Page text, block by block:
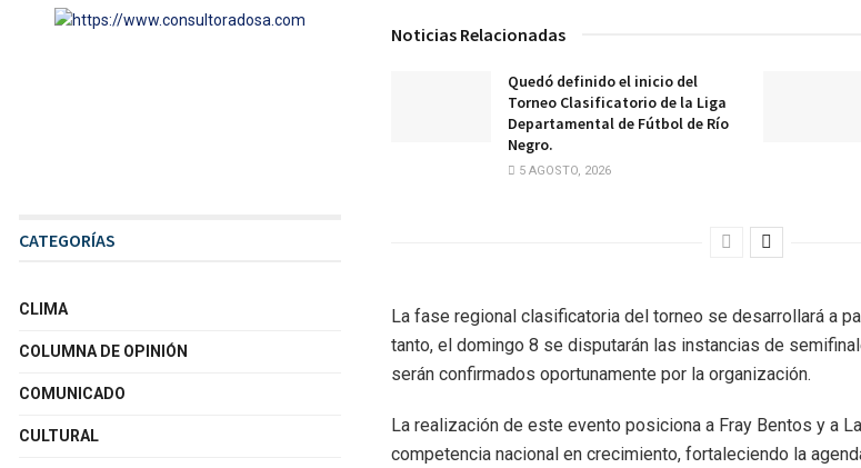
Noticias Relacionadas
Quedó definido el inicio del
Torneo Clasificatorio de la Liga
Departamental de Fútbol de Río
Negro.
5 AGOSTO, 2026
La fase regional clasificatoria del torneo se desarrollará a
tanto, el domingo 8 se disputarán las instancias de
serán confirmados oportunamente por la organización.
La realización de este evento posiciona a Fray Bentos y a
competencia nacional en crecimiento, fortaleciendo la
CATEGORÍAS
CLIMA
COLUMNA DE OPINIÓN
COMUNICADO
CULTURAL